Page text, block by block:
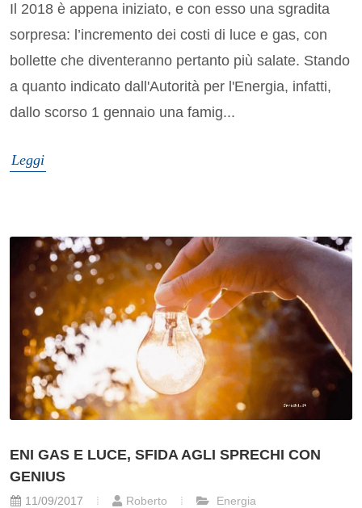
Il 2018 è appena iniziato, e con esso una sgradita
sorpresa: l’incremento dei costi di luce e gas, con
bollette che diventeranno pertanto più salate. Stando
a quanto indicato dall'Autorità per l'Energia, infatti,
dallo scorso 1 gennaio una famig...
Leggi
ENI GAS E LUCE, SFIDA AGLI SPRECHI CON
GENIUS
11/09/2017 Roberto Energia